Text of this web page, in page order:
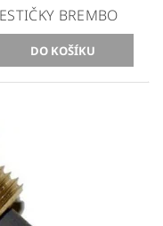
BREMBO